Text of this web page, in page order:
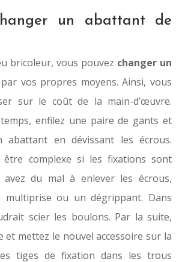
un abattant de
bricoleur, vous pouvez changer un
par vos propres moyens. Ainsi, vous
sur le coût de la main-d’œuvre.
enfilez une paire de gants et
abattant en dévissant les écrous.
complexe si les fixations sont
avez du mal à enlever les écrous,
multiprise ou un dégrippant. Dans
scier les boulons. Par la suite,
et mettez le nouvel accessoire sur la
tiges de fixation dans les trous